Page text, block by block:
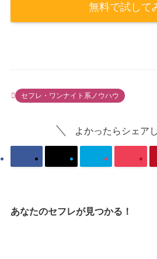
無料で試して
セフレ・ワンナイト系ノウハウ
よかったらシェア
あなたのセフレが見つかる！